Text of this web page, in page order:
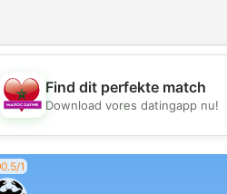
💖
Find dit perfekte match
Download vores datingapp nu!
0.5/1